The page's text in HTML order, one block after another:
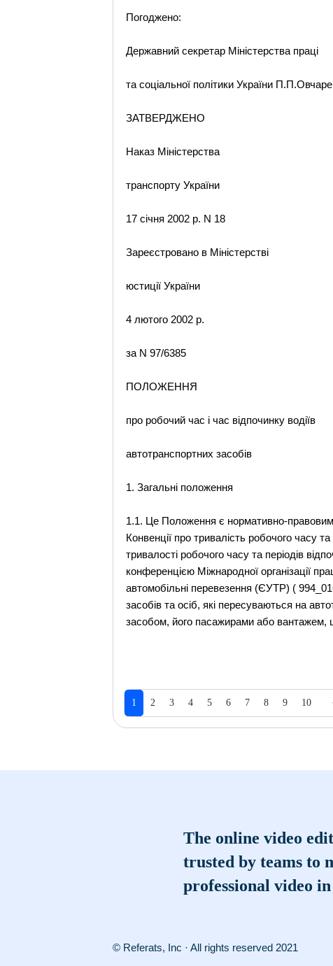
Погоджено:
Державний секретар Міністерства праці
та соціальної політики України
ЗАТВЕРДЖЕНО
Наказ Міністерства
транспорту України
17 січня 2002 р. N 18
Зареєстровано в Міністерстві
юстиції України
4 лютого 2002 р.
за N 97/6385
ПОЛОЖЕННЯ
про робочий час і час відпочинку водіїв
автотранспортних засобів
1. Загальні положення
1.1. Це Положення є нормативно-
Конвенції про тривалість робочого часу
тривалості робочого часу та періодів
конференцією Міжнародної організації
автомобільні перевезення (ЄУТР) (
засобів та осіб, які пересуваються на
засобом, його пасажирами або вантажем,
1 2 3 4 5 6 7 8 9 10
The online video
trusted by teams to
professional video
© Referats, Inc · All rights reserved 2021